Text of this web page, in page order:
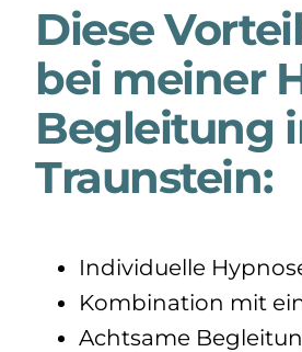
Diese
bei meiner
Begleitung
Traunstein:
Individuelle
Kombination mit
Achtsame